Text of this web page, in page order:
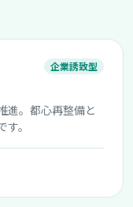
企業誘致型
進。都心再整備と
。